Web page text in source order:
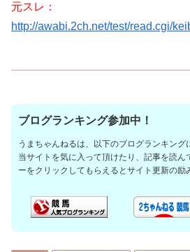
元スレ：
http://awabi.2ch.net/test/read.cgi/
ブログランキング参加中！
うまちゃんねるは、以下のブログランキング
当サイトを気に入って頂けたり、記事を読ん
ーをクリックしてもらえるとサイト更新の励